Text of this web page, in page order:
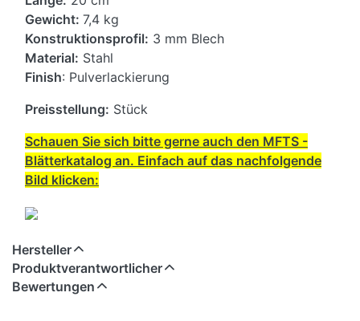
Gewicht: 7,4 kg
Konstruktionsprofil: 3 mm Blech
Material: Stahl
Finish: Pulverlackierung
Preisstellung: Stück
Schauen Sie sich bitte gerne auch den MFTS -
Blätterkatalog an. Einfach auf das nachfolgende
Bild klicken:
Hersteller
Produktverantwortlicher
Bewertungen